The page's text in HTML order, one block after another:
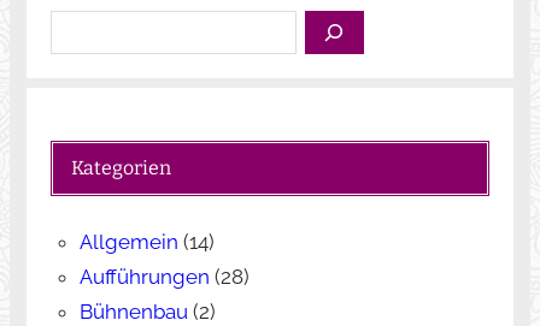
u
n
Kategorien
Allgemein (14)
Aufführungen (28)
Bühnenbau(2)